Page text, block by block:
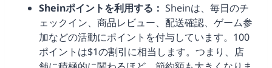
Sheinポイントを利用する： Sheinは、毎日のチ
ェックイン、商品レビュー、配送確認、ゲーム参
加などの活動にポイントを付与しています。100
ポイントは$1の割引に相当します。つまり、店